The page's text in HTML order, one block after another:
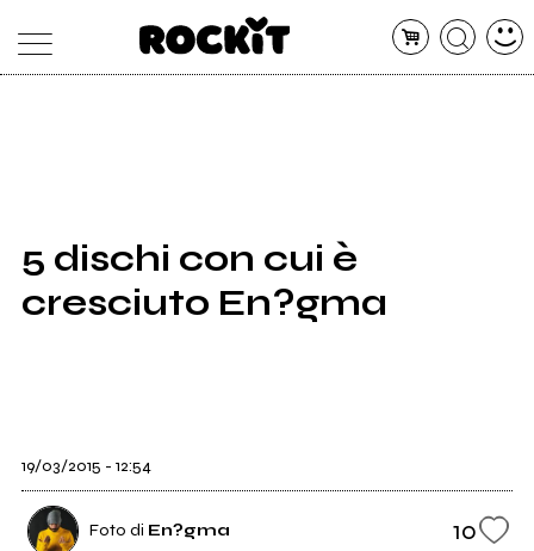
SHOP
RADIO
5 dischi con cui è
cresciuto En?gma
19/03/2015 - 12:54
Foto di En?gma 10